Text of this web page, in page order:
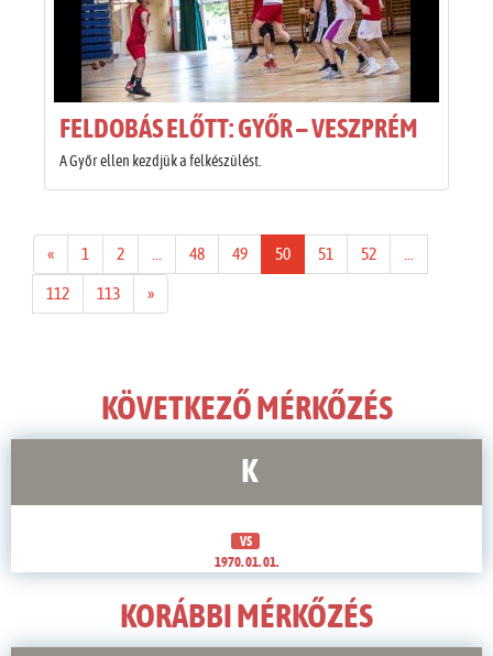
FELDOBÁS ELŐTT: GYŐR – VESZPRÉM
A Győr ellen kezdjük a felkészülést.
« 1 2 48 49 50 51 52
112 113 »
KÖVETKEZŐ MÉRKŐZÉS
K
VS
1970. 01. 01.
KORÁBBI MÉRKŐZÉS